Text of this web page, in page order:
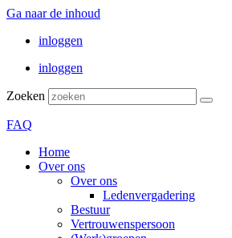
Ga naar de inhoud
inloggen
inloggen
Zoeken
FAQ
Home
Over ons
Over ons
Ledenvergadering
Bestuur
Vertrouwenspersoon